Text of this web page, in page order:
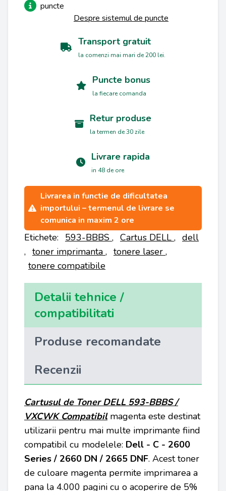
puncte
Despre sistemul de puncte
Transport gratuit
la comenzi mai mari de 200 lei.
Puncte bonus
la fiecare comanda
Retur produse
la termen de 30 zile
Livrare rapida
in 48 de ore
Livrarea in functie de dificultatea
importului – termenul de livrare se
comunica in maxim 2 ore
Etichete: 593-BBBS , Cartus DELL , dell
, toner imprimanta , tonere laser ,
tonere compatibile
Detalii tehnice /
compatibilitati
Produse recomandate
Recenzii
Cartusul de Toner DELL 593-BBBS /
VXCWKCompatibilmagenta este destinat
utilizarii pentru mai multe imprimante fiind
compatibil cu modelele: Dell - C - 2600
Series / 2660 DN / 2665 DNF. Acest toner
de culoare magenta permite imprimarea a
pana la 4.000 pagini cu o acoperire de 5%